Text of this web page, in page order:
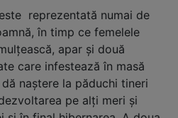
reprezentată numai de
în timp ce femelele
apar şi două
care infestează în masă
naştere la păduchi tineri
pe alţi meri şi